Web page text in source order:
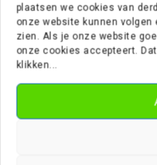
plaatsen we cookies van
onze website kunnen
zien. Als je onze website
onze cookies accepteert.
klikken...
Video
Player